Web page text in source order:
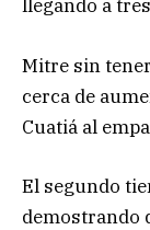
llegando a
Mitre sin
cerca de
Cuatiá al
El segundo
demostrando